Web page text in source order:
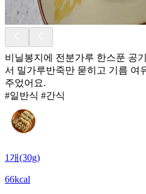
비닐봉지에 전분가루 한스푼 공
서 밀가루반죽만 묻히고 기름 여
주었어요.
#일반식 #간식
1개(30g)
66kcal